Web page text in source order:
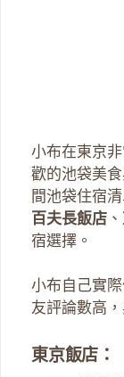
小布在東京
歡的池袋美
間池袋住宿
百夫長飯店 、
宿選擇。
小布自己實
友評論數高
東京飯店：